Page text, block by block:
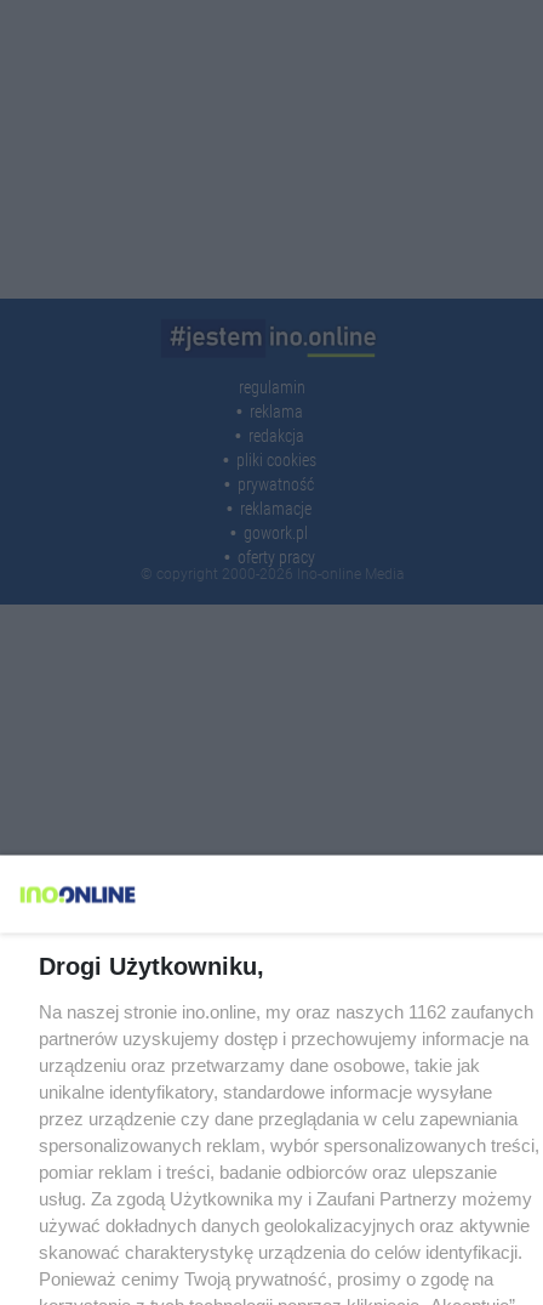
regulamin
reklama
redakcja
pliki cookies
prywatność
reklamacje
gowork.pl
oferty pracy
© copyright 2000-2026 Ino-online Media
Drogi Użytkowniku,
Na naszej stronie ino.online, my oraz naszych 1162 zaufanych
partnerów uzyskujemy dostęp i przechowujemy informacje na
urządzeniu oraz przetwarzamy dane osobowe, takie jak
unikalne identyfikatory, standardowe informacje wysyłane
przez urządzenie czy dane przeglądania w celu zapewniania
spersonalizowanych reklam, wybór spersonalizowanych treści,
pomiar reklam i treści, badanie odbiorców oraz ulepszanie
usług. Za zgodą Użytkownika my i Zaufani Partnerzy możemy
używać dokładnych danych geolokalizacyjnych oraz aktywnie
skanować charakterystykę urządzenia do celów identyfikacji.
Ponieważ cenimy Twoją prywatność, prosimy o zgodę na